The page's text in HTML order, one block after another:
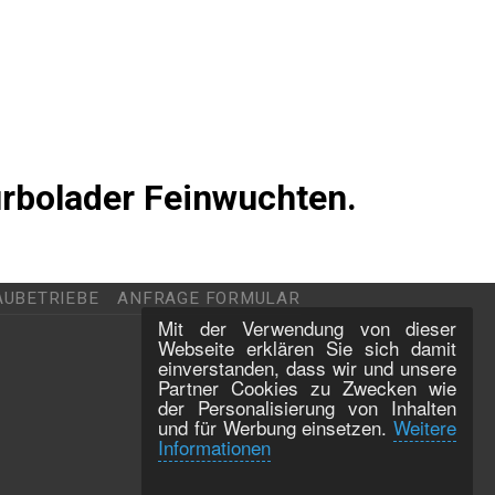
Mit der Verwendung von dieser
Webseite erklären Sie sich damit
einverstanden, dass wir und unsere
Partner Cookies zu Zwecken wie
der Personalisierung von Inhalten
und für Werbung einsetzen. Weitere
Informationen
Feinwuchten.
ANFRAGE FORMULAR